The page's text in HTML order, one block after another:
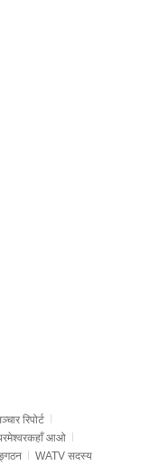
रिपोर्ट
परमेश्वरकहाँ आओ
WATV सदस्य